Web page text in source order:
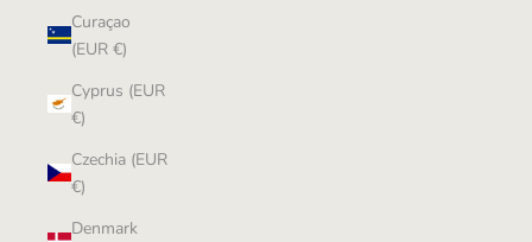
Curaçao
(EUR €)
Cyprus (EUR
€)
Czechia (EUR
€)
Denmark